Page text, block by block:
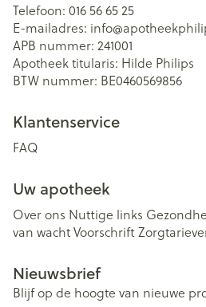
Telefoon: 016 56 65 25
E-mailadres: info@
APB nummer: 241001
Apotheek titularis: Hilde Philips
BTW nummer: BE0460569856
Klantenservice
FAQ
Uw apotheek
Over ons Nuttige links
van wachtVoorschrift
Nieuwsbrief
Blijf op de hoogte van nieuwe